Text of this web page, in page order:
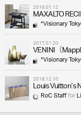
2016.01.12
MAXALTO
*Visionary
2017.01.20
VENINI（
*Visionary
2018.12.10
Louis
RoC Stafffor